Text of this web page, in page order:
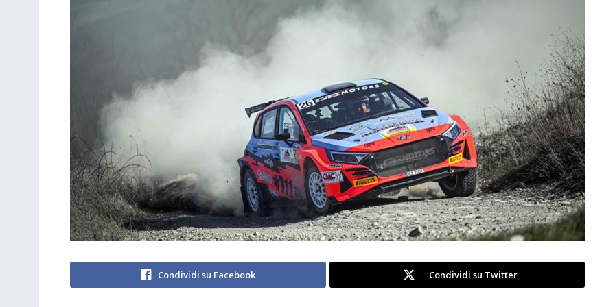
Condividi su Facebook Condividi su Twitter